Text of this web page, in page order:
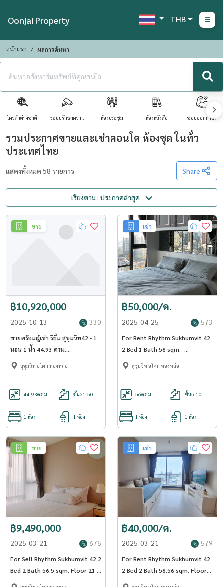
Oonjai Property THB
หน้าแรก ผลการค้นหา
โควต้าต่างชาติ ระบบรักษาความ ห้องประชุม ห้องหนังสือ ชอบออกกำลัง
รวมประกาศขายและเช่าคอนโด ห้องชุด ในทั่ว
ประเทศไทย
แสดงทั้งหมด 58 รายการ Share
เรียงตาม : ประกาศล่าสุด
ขาย
฿10,920,000
2025-10-13 330
ขายพร้อมผู้เช่า ริธึ่ม สุขุมวิท42 - 1
นอน 1 น้ำ 44.93 ตรม.
[OJ_134_RT42]
สุขุมวิท อโศก ทองหล่อ
44.93ตร.ม. ชั้น21-50
1 ห้อง 1 ห้อง
เช่า
฿50,000/ด.
2025-04-25 573
For Rent Rhythm Sukhumvit 42
2 Bed 1 Bath 56 sqm. -
OJ_155_RT42
สุขุมวิท อโศก ทองหล่อ
56ตร.ม. ชั้น5-10
1 ห้อง 1 ห้อง
ขาย
฿9,490,000
2025-03-21 675
For Sell Rhythm Sukhumvit 42 2
Bed 2 Bath 56.5 sqm. Floor 21 -
OJ_179_RT42_S
เช่า
฿40,000/ด.
2025-03-21 579
For Rent Rhythm Sukhumvit 42
2 Bed 2 Bath 56.56 sqm. Floor
23 - OJ_182_RT42